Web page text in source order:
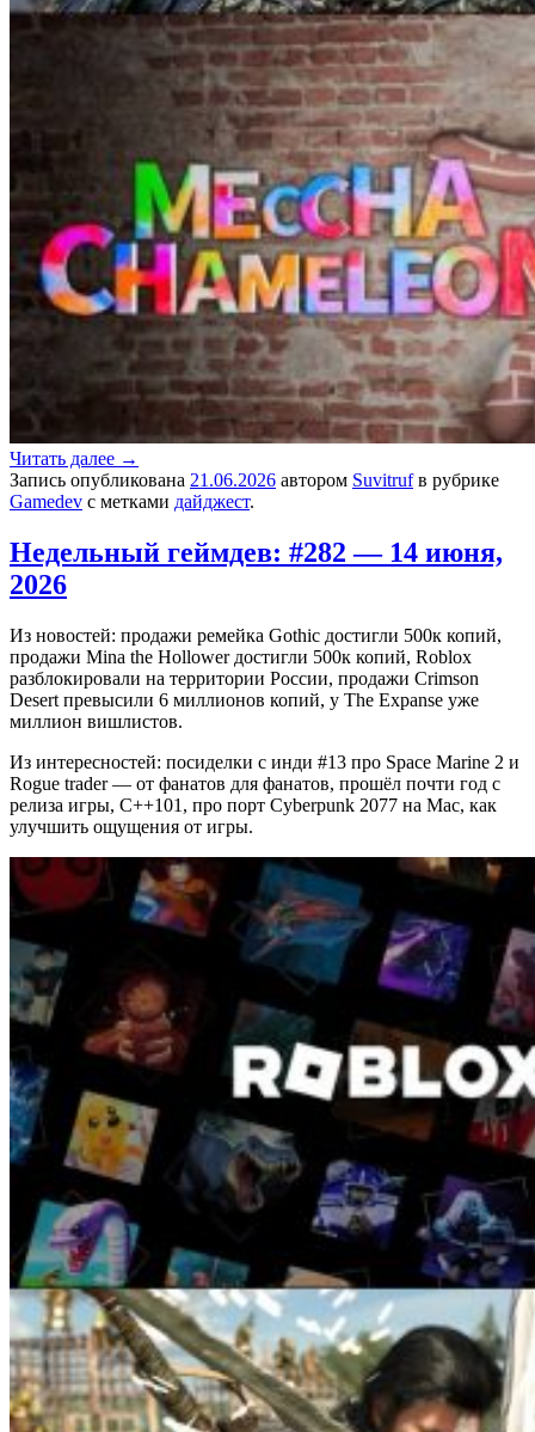
Читать далее →
Запись опубликована 21.06.2026 автором Suvitrufв рубрике
Gamedev с метками дайджест.
Недельный геймдев: #282 — 14 июня,
2026
Из новостей: продажи ремейка Gothic достигли 500к копий,
продажи Mina the Hollower достигли 500к копий, Roblox
разблокировали на территории России, продажи Crimson
Desert превысили 6 миллионов копий, у The Expanse уже
миллион вишлистов.
Из интересностей: посиделки с инди #13 про Space Marine 2 и
Rogue trader — от фанатов для фанатов, прошёл почти год с
релиза игры, C++101, про порт Cyberpunk 2077 на Mac, как
улучшить ощущения от игры.